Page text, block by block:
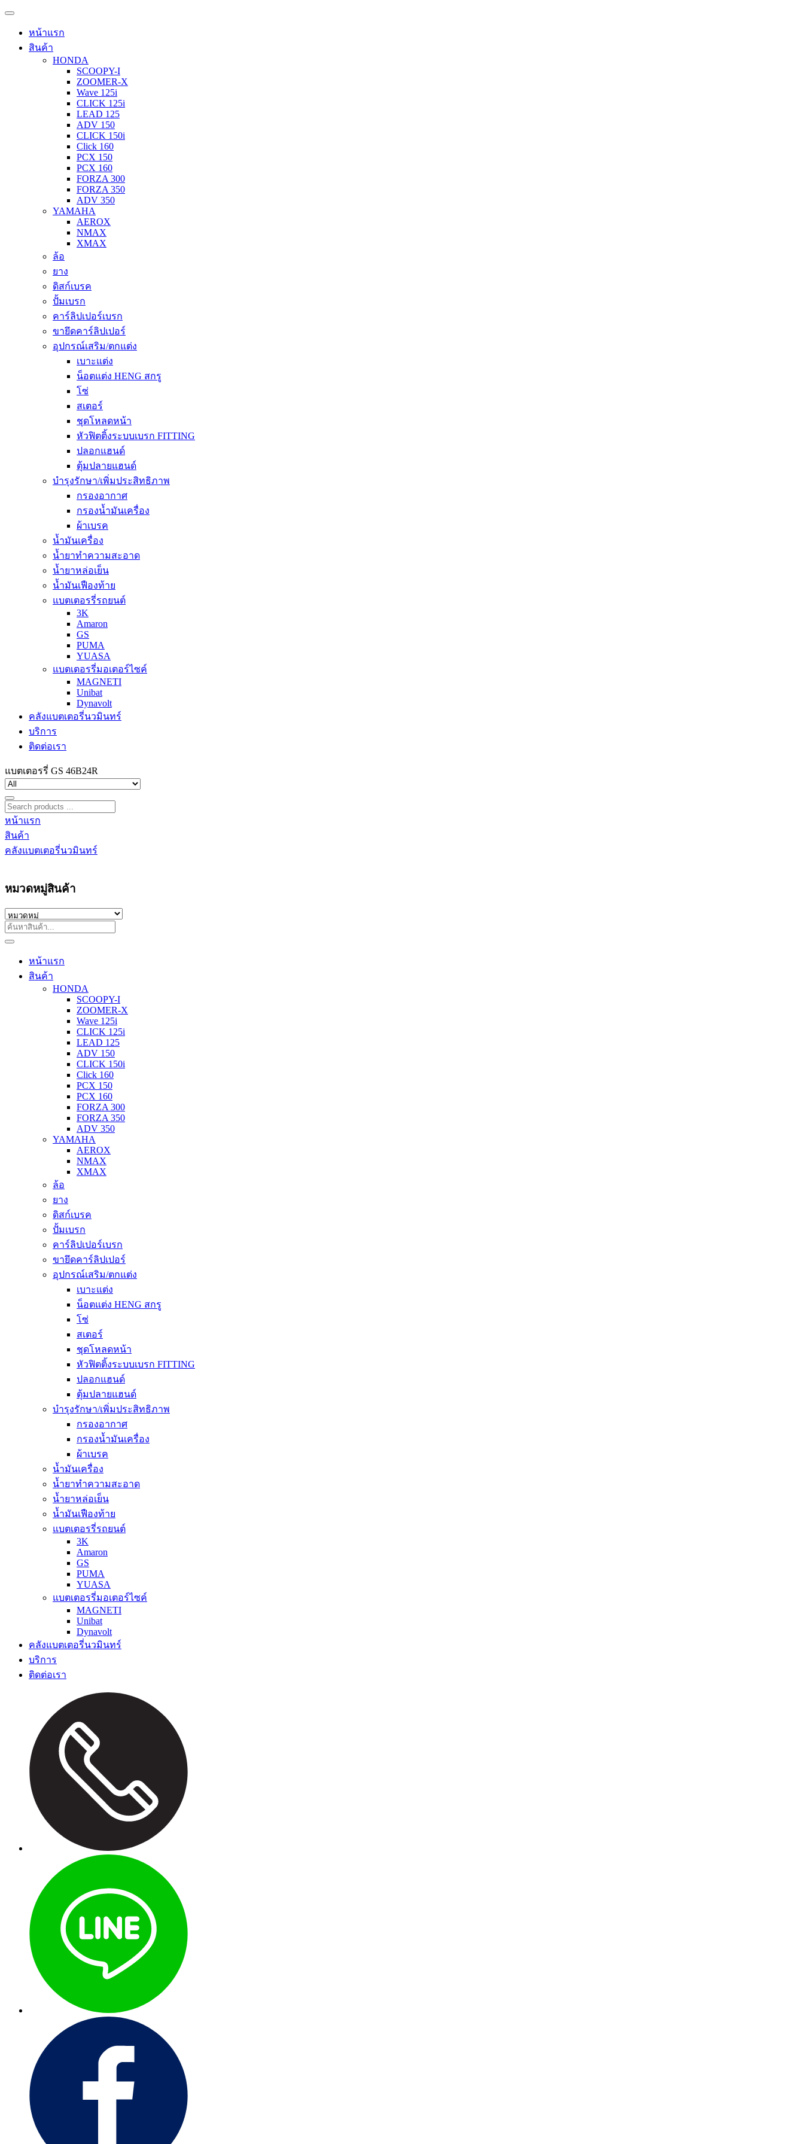
หน้าแรก
สินค้า
HONDA
SCOOPY-I
ZOOMER-X
Wave 125i
CLICK 125i
LEAD 125
ADV 150
CLICK 150i
Click 160
PCX 150
PCX 160
FORZA 300
FORZA 350
ADV 350
YAMAHA
AEROX
NMAX
XMAX
ล้อ
ยาง
ดิสก์เบรค
ปั้มเบรก
คาร์ลิปเปอร์เบรก
ขายึดคาร์ลิปเปอร์
อุปกรณ์เสริม/ตกแต่ง
เบาะแต่ง
น็อตแต่ง HENG สกรู
โซ่
สเตอร์
ชุดโหลดหน้า
หัวฟิตติ้งระบบเบรก FITTING
ปลอกแฮนด์
ตุ้มปลายแฮนด์
บำรุงรักษา/เพิ่มประสิทธิภาพ
กรองอากาศ
กรองน้ำมันเครื่อง
ผ้าเบรค
น้ำมันเครื่อง
น้ำยาทำความสะอาด
น้ำยาหล่อเย็น
น้ำมันเฟืองท้าย
แบตเตอรรี่รถยนต์
3K
Amaron
GS
PUMA
YUASA
แบตเตอรรี่มอเตอร์ไซค์
MAGNETI
Unibat
Dynavolt
คลังแบตเตอรี่นวมินทร์
บริการ
ติดต่อเรา
แบตเตอรรี่ GS 46B24R
หน้าแรก
สินค้า
คลังแบตเตอรี่นวมินทร์
หมวดหมู่สินค้า
หน้าแรก
สินค้า
HONDA
SCOOPY-I
ZOOMER-X
Wave 125i
CLICK 125i
LEAD 125
ADV 150
CLICK 150i
Click 160
PCX 150
PCX 160
FORZA 300
FORZA 350
ADV 350
YAMAHA
AEROX
NMAX
XMAX
ล้อ
ยาง
ดิสก์เบรค
ปั้มเบรก
คาร์ลิปเปอร์เบรก
ขายึดคาร์ลิปเปอร์
อุปกรณ์เสริม/ตกแต่ง
เบาะแต่ง
น็อตแต่ง HENG สกรู
โซ่
สเตอร์
ชุดโหลดหน้า
หัวฟิตติ้งระบบเบรก FITTING
ปลอกแฮนด์
ตุ้มปลายแฮนด์
บำรุงรักษา/เพิ่มประสิทธิภาพ
กรองอากาศ
กรองน้ำมันเครื่อง
ผ้าเบรค
น้ำมันเครื่อง
น้ำยาทำความสะอาด
น้ำยาหล่อเย็น
น้ำมันเฟืองท้าย
แบตเตอรรี่รถยนต์
3K
Amaron
GS
PUMA
YUASA
แบตเตอรรี่มอเตอร์ไซค์
MAGNETI
Unibat
Dynavolt
คลังแบตเตอรี่นวมินทร์
บริการ
ติดต่อเรา